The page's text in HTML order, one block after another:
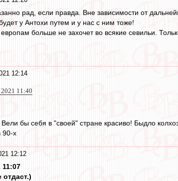
рад, если правда. Вне зависимости от
у Антохи путем и у нас с ним тоже!
больше не захочет во всякие севильи.
12:14
11:40
бы себя в "своей" стране красиво! Быдло
90-х
12:12
11:07
отдаст.)